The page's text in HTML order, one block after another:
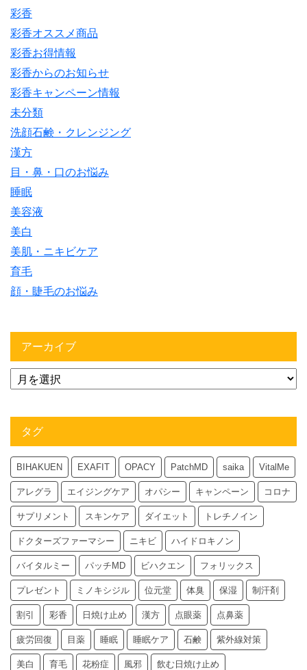
彩香
彩香オススメ商品
彩香お得情報
彩香からのお知らせ
彩香キャンペーン情報
未分類
洗顔石鹸・クレンジング
漢方
目・鼻・口のお悩み
睡眠
美容液
美白
美肌・ニキビケア
育毛
顔・睫毛のお悩み
アーカイブ
タグ
BIHAKUEN EXAFIT OPACY PatchMD saika VitalMe
アレグラ エイジングケア オパシー キャンペーン コロナ
サプリメント スキンケア ダイエット トレチノイン
ドクターズファーマシー ニキビ ハイドロキノン
バイタルミー パッチMD ビハクエン フォリックス
プレゼント ミノキシジル 位元堂 体臭 保湿 制汗剤
割引 彩香 日焼け止め 漢方 点眼薬 点鼻薬
疲労回復 目薬 睡眠 睡眠ケア 石鹸 紫外線対策
美白 育毛 花粉症 風邪 飲む日焼け止め